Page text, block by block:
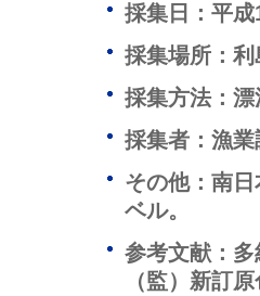
採集日：平
採集場所：利
採集方法：
採集者：漁
その他：南
ベル。
参考文献：
（監）新訂